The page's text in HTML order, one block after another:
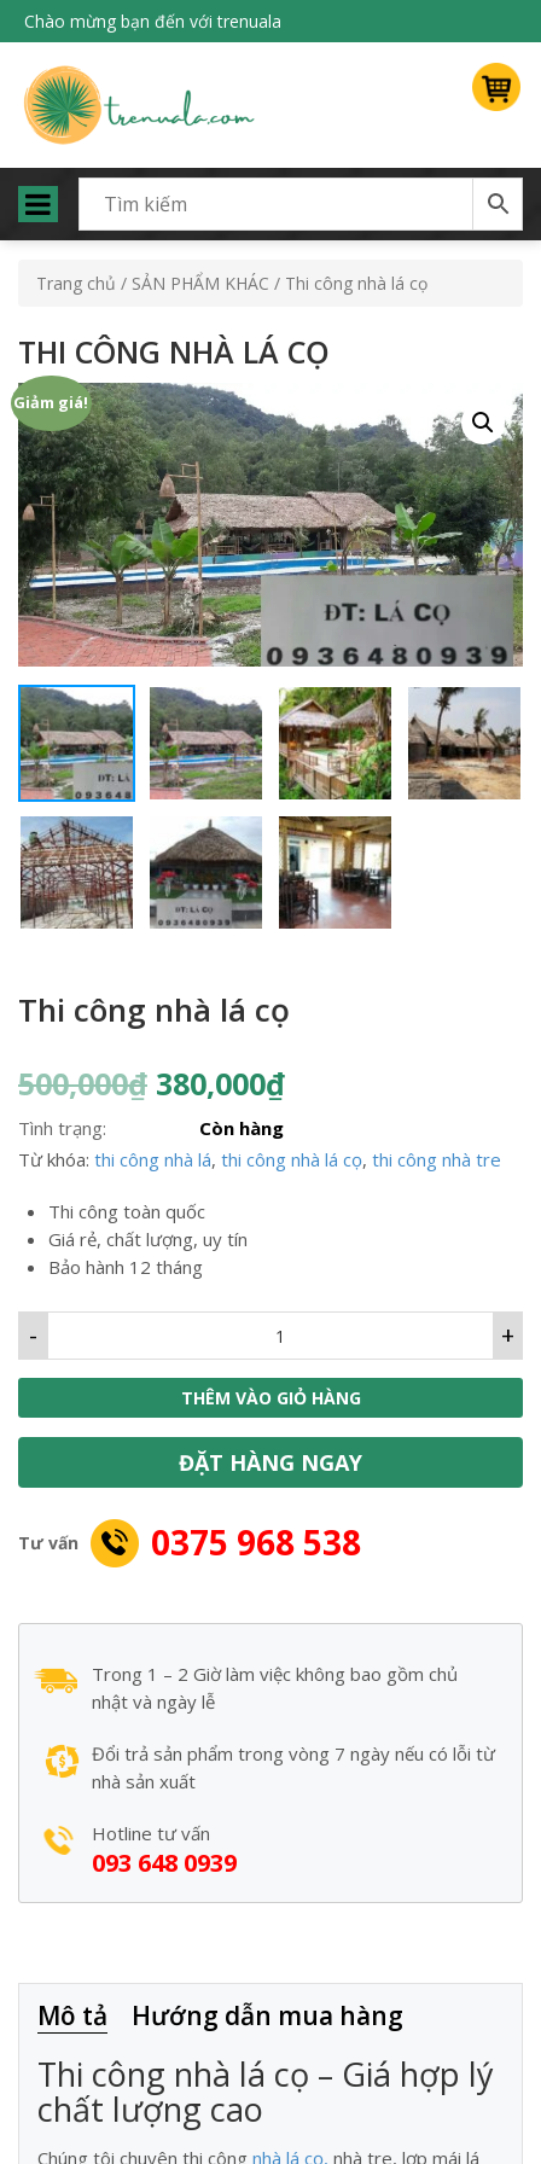
Chào mừng bạn đến với trenuala
Trang chủ / SẢN PHẨM KHÁC / Thi công nhà lá cọ
THI CÔNG NHÀ LÁ CỌ
Giảm giá!
Thi công nhà lá cọ
500,000₫ 380,000₫
Tình trạng:
Còn hàng
Từ khóa: thi công nhà lá, thi công nhà lá cọ, thi công nhà tre
Thi công toàn quốc
Giá rẻ, chất lượng, uy tín
Bảo hành 12 tháng
+
-
THÊM VÀO GIỎ HÀNG
ĐẶT HÀNG NGAY
Tư vấn 0375 968 538
Trong 1 – 2 Giờ làm việc không bao gồm chủ
nhật và ngày lễ
Đổi trả sản phẩm trong vòng 7 ngày nếu có lỗi từ
nhà sản xuất
Hotline tư vấn
093 648 0939
Mô tả Hướng dẫn mua hàng
Thi công nhà lá cọ – Giá hợp lý
chất lượng cao
Chúng tôi chuyên thi công nhà lá cọ, nhà tre, lợp mái lá